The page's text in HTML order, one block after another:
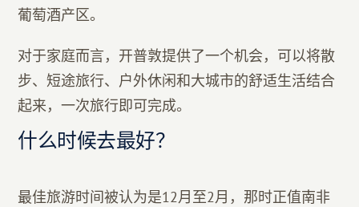
葡萄酒产区。
对于家庭而言，开普敦提供了一个机会，可以将散
步、短途旅行、户外休闲和大城市的舒适生活结合
起来，一次旅行即可完成。
什么时候去最好？
最佳旅游时间被认为是12月至2月，那时正值南非